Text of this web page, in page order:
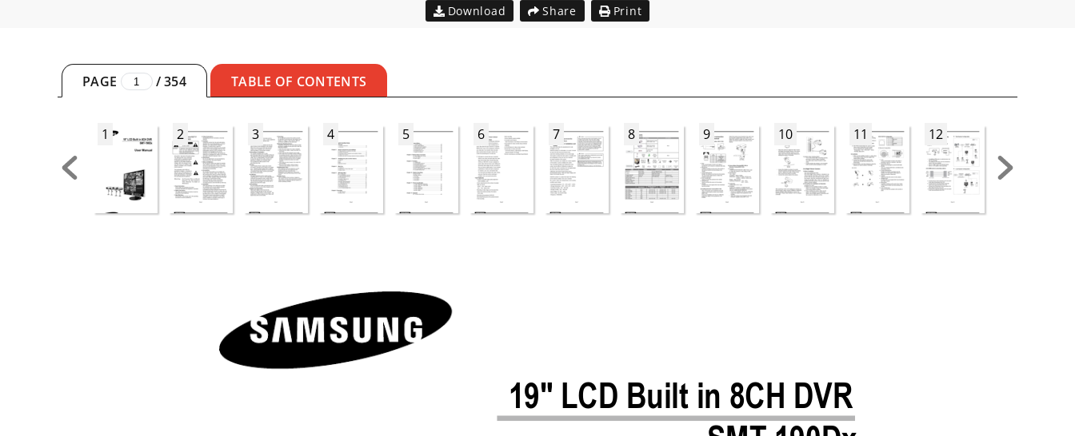
Download Share Print
PAGE /354 TABLE OF CONTENTS
1 2 3 4 5 6 7 8 9 10 11 12
19" LCD Built in 8CH DVR